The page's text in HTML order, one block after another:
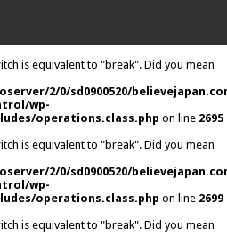
is equivalent to "break". Did you mean
2/0/sd0900520/
wp-
operations.class.php on line 2695
is equivalent to "break". Did you mean
2/0/sd0900520/
wp-
operations.class.php on line 2699
is equivalent to "break". Did you mean